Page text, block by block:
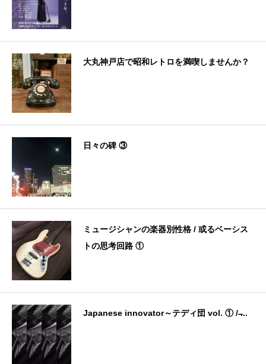
大丸神戸店で昭和レトロを満喫しませんか？
日々の碑 ③
ミュージシャンの楽器別性格 / 或るベーシス
トの思考回路 ①
Japanese innovator～テディ団 vol. ① / ̶...